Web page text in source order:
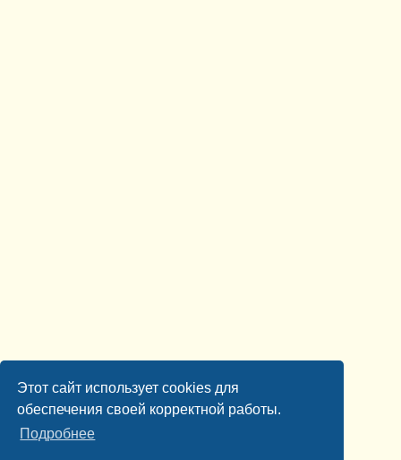
Этот сайт использует cookies для
обеспечения своей корректной работы.
Подробнее